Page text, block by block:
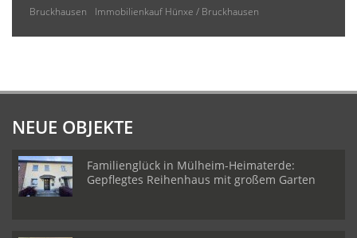
Bruckhausen
Immobilienkauf Hünxe / Bruckhausen
NEUE OBJEKTE
Familienglück in Mülheim-Heimaterde:
Gepflegtes Reihenhaus mit großem Garten